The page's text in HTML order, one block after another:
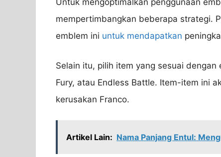
Untuk mengoptimalkan penggunaan
mempertimbangkan beberapa strategi.
emblem ini untuk mendapatkan
Selain itu, pilih item yang sesuai dengan
Fury, atau Endless Battle. Item-item ini
kerusakan Franco.
Artikel Lain: Nama Panjang Entul: